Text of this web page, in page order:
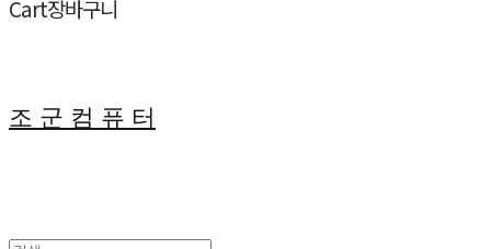
Cart장바구니
조 군 컴 퓨 터